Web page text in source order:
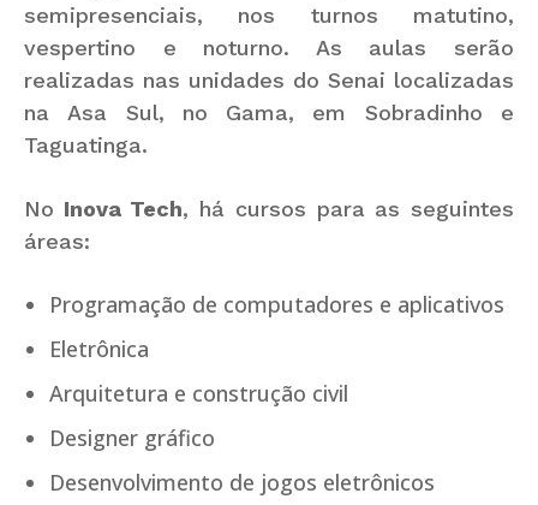
semipresenciais, nos turnos matutino,
vespertino e noturno. As aulas serão
realizadas nas unidades do Senai localizadas
na Asa Sul, no Gama, em Sobradinho e
Taguatinga.
No Inova Tech, há cursos para as seguintes
áreas:
Programação de computadores e aplicativos
Eletrônica
Arquitetura e construção civil
Designer gráfico
Desenvolvimento de jogos eletrônicos